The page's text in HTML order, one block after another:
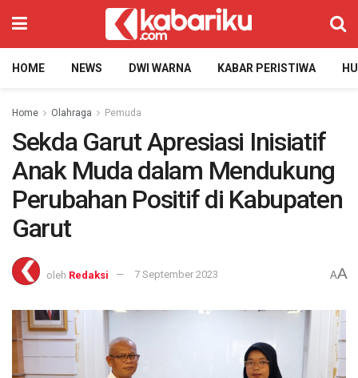
HOME NEWS DWI WARNA KABAR PERISTIWA
Home Olahraga Pemuda
Sekda Garut Apresiasi Inisiatif
Anak Muda dalam Mendukung
Perubahan Positif di Kabupaten
Garut
oleh Redaksi 7 September 2023 AA